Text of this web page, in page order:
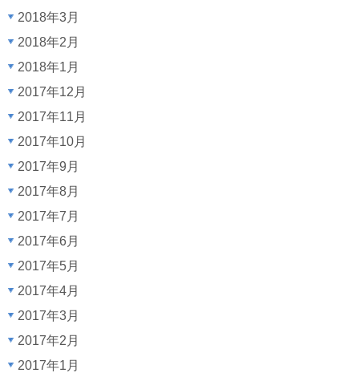
2018年3月
2018年2月
2018年1月
2017年12月
2017年11月
2017年10月
2017年9月
2017年8月
2017年7月
2017年6月
2017年5月
2017年4月
2017年3月
2017年2月
2017年1月